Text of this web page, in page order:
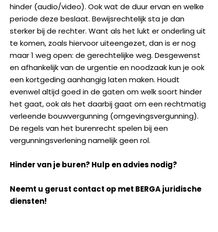
hinder (audio/video). Ook wat de duur ervan en welke
periode deze beslaat. Bewijsrechtelijk sta je dan
sterker bij de rechter. Want als het lukt er onderling uit
te komen, zoals hiervoor uiteengezet, dan is er nog
maar 1 weg open: de gerechtelijke weg. Desgewenst
en afhankelijk van de urgentie en noodzaak kun je ook
een kortgeding aanhangig laten maken. Houdt
evenwel altijd goed in de gaten om welk soort hinder
het gaat, ook als het daarbij gaat om een rechtmatig
verleende bouwvergunning (omgevingsvergunning).
De regels van het burenrecht spelen bij een
vergunningsverlening namelijk geen rol.
Hinder van je buren? Hulp en advies nodig?
Neemt u gerust contact op met BERGA juridische
diensten!